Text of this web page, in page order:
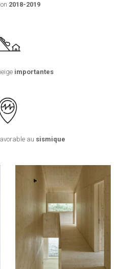
2018-2019
importantes
au sismique